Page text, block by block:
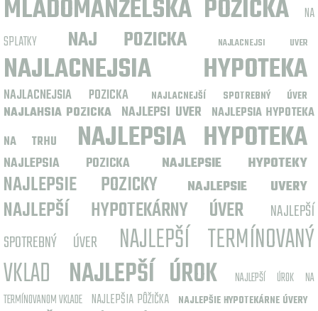
MLADOMANŽELSKÁ PÔŽIČKA
NA
SPLATKY
NAJ POZICKA NAJLACNEJSI UVER
NAJLACNEJSIA HYPOTEKA
NAJLACNEJSIA POZICKA NAJLACNEJŠÍ SPOTREBNÝ ÚVER
NAJLAHSIA POZICKA NAJLEPSI UVER NAJLEPSIA HYPOTEKA
NA TRHU
NAJLEPSIA HYPOTEKA
NAJLEPSIA POZICKA NAJLEPSIE HYPOTEKY
NAJLEPSIE POZICKY NAJLEPSIE UVERY
NAJLEPŠÍ HYPOTEKÁRNY ÚVER
NAJLEPŠÍ
SPOTREBNÝ ÚVER
NAJLEPŠÍ TERMÍNOVANÝ
VKLAD NAJLEPŠÍ ÚROK
NAJLEPŠÍ ÚROK NA
TERMÍNOVANOM VKLADE NAJLEPŠIA PÔŽIČKA NAJLEPŠIE HYPOTEKÁRNE ÚVERY